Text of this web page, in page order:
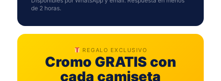
de 2 horas.
REGALO EXCLUSIVO
Cromo GRATIS con
cada camiseta